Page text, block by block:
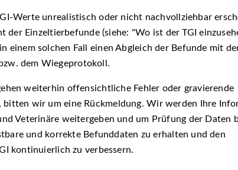
Werte unrealistisch oder nicht nachvollziehbar
der Einzeltierbefunde (siehe:
Wo ist der TGI
einem solchen Fall einen Abgleich der Befunde mit
dem Wiegeprotokoll.
weiterhin offensichtliche Fehler oder gravierende
bitten wir um eine Rückmeldung. Wir werden Ihre
Veterinäre weitergeben und um Prüfung der Daten
und korrekte Befunddaten zu erhalten und den
kontinuierlich zu verbessern.